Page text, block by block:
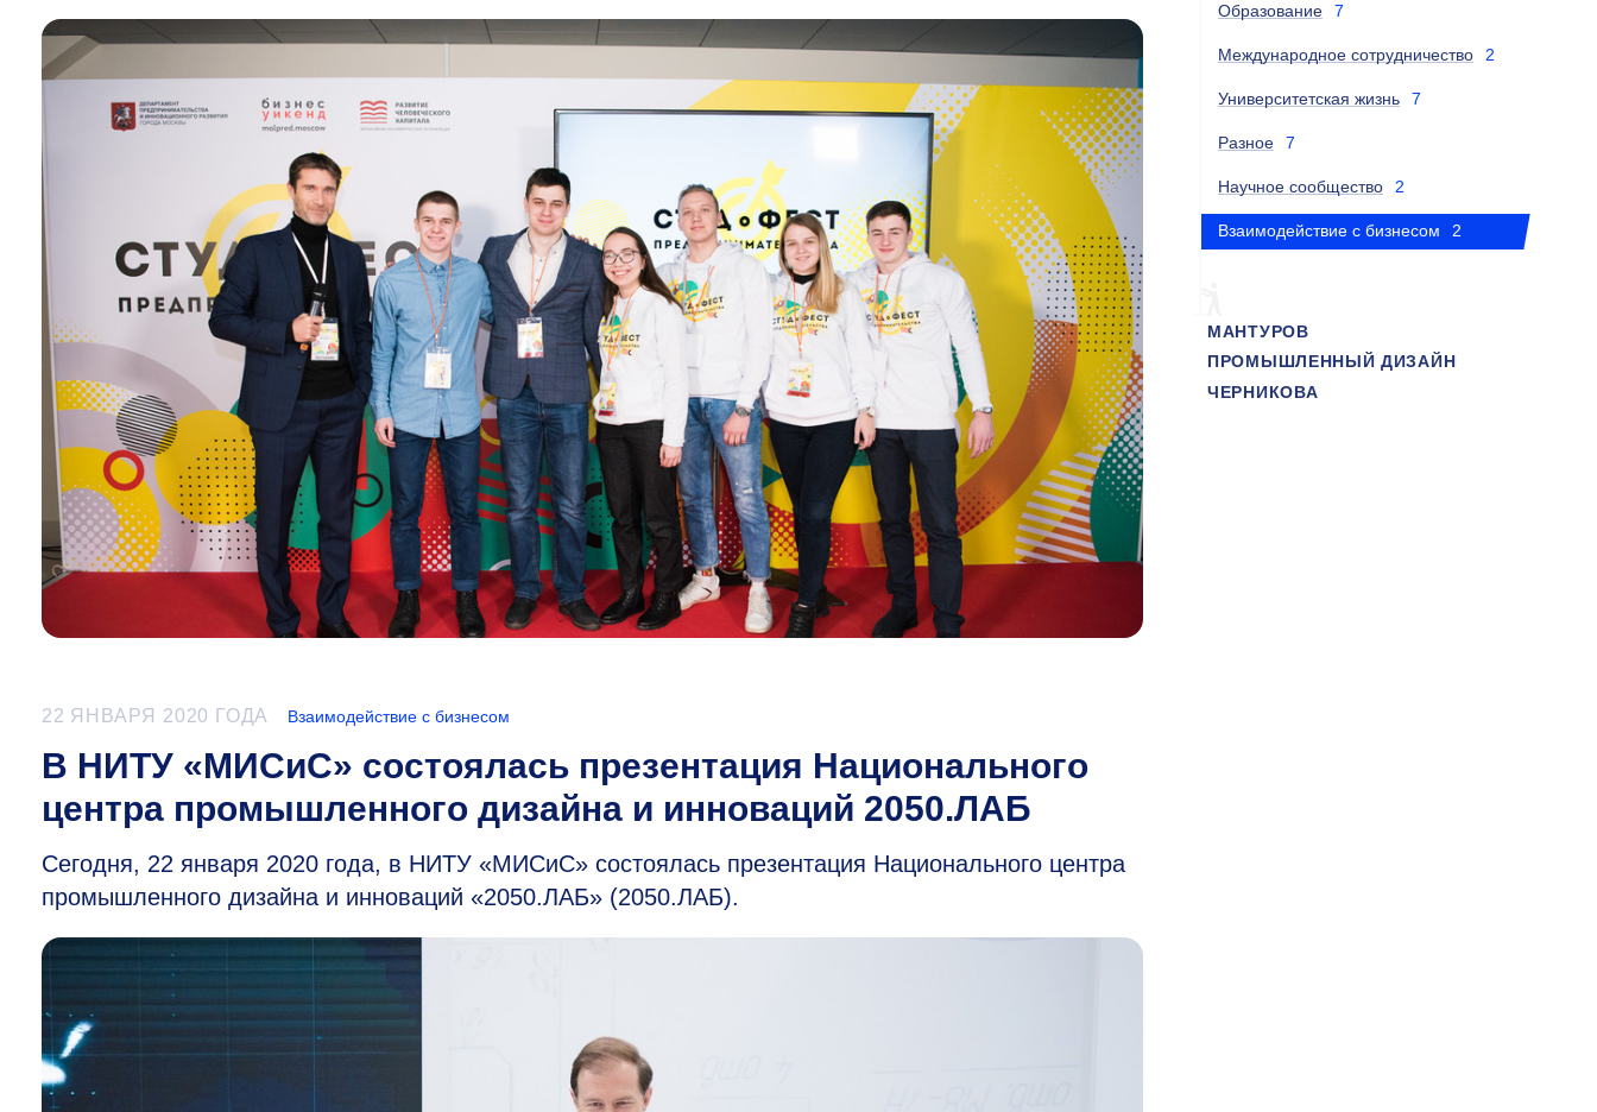
22 ЯНВАРЯ 2020 ГОДА Взаимодействие с бизнесом
В НИТУ «МИСиС» состоялась презентация Национального
центра промышленного дизайна и инноваций 2050.ЛАБ
Сегодня, 22 января 2020 года, в НИТУ «МИСиС» состоялась презентация Национального центра
промышленного дизайна и инноваций «2050.ЛАБ» (2050.ЛАБ).
Образование 7
Международное сотрудничество 2
Университетская жизнь 7
Разное 7
Научное сообщество 2
Взаимодействие с бизнесом 2
МАНТУРОВ
ПРОМЫШЛЕННЫЙ ДИЗАЙН
ЧЕРНИКОВА